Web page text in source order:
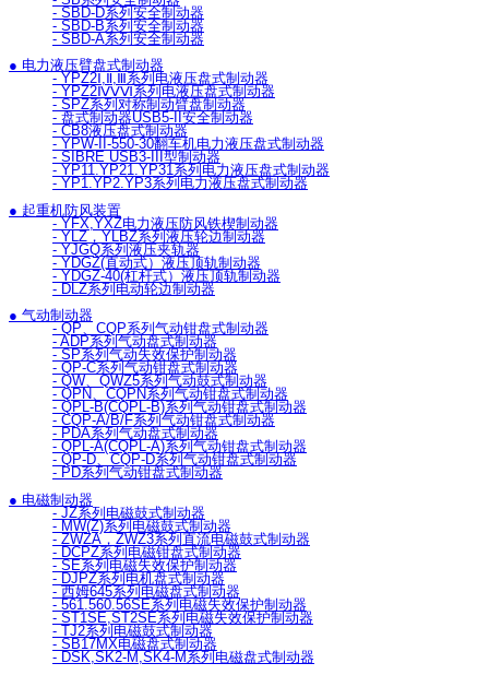
- SBD-D系列安全制动器
- SBD-B系列安全制动器
- SBD-A系列安全制动器
● 电力液压臂盘式制动器
- YPZ2Ⅰ,Ⅱ,Ⅲ系列电液压盘式制动器
- YPZ2ⅣⅤⅥ系列电液压盘式制动器
- SPZ系列对称制动臂盘制动器
- 盘式制动器USB5-II安全制动器
- CB8液压盘式制动器
- YPW-II-550-30翻车机电力液压盘式制动器
- SIBRE USB3-III型制动器
- YP11.YP21.YP31系列电力液压盘式制动器
- YP1.YP2.YP3系列电力液压盘式制动器
● 起重机防风装置
- YFX,YXZ电力液压防风铁楔制动器
- YLZ，YLBZ系列液压轮边制动器
- YJGQ系列液压夹轨器
- YDGZ(直动式）液压顶轨制动器
- YDGZ-40(杠杆式）液压顶轨制动器
- DLZ系列电动轮边制动器
● 气动制动器
- QP、CQP系列气动钳盘式制动器
- ADP系列气动盘式制动器
- SP系列气动失效保护制动器
- QP-C系列气动钳盘式制动器
- QW、QWZ5系列气动鼓式制动器
- QPN、CQPN系列气动钳盘式制动器
- QPL-B(CQPL-B)系列气动钳盘式制动器
- CQP-A/B/F系列气动钳盘式制动器
- PDA系列气动盘式制动器
- QPL-A(CQPL-A)系列气动钳盘式制动器
- QP-D、CQP-D系列气动钳盘式制动器
- PD系列气动钳盘式制动器
● 电磁制动器
- JZ系列电磁鼓式制动器
- MW(Z)系列电磁鼓式制动器
- ZWZA，ZWZ3系列直流电磁鼓式制动器
- DCPZ系列电磁钳盘式制动器
- SE系列电磁失效保护制动器
- DJPZ系列电机盘式制动器
- 西姆645系列电磁盘式制动器
- 561.560.56SE系列电磁失效保护制动器
- ST1SE,ST2SE系列电磁失效保护制动器
- TJ2系列电磁鼓式制动器
- SB17MX电磁盘式制动器
- DSK,SK2-M,SK4-M系列电磁盘式制动器